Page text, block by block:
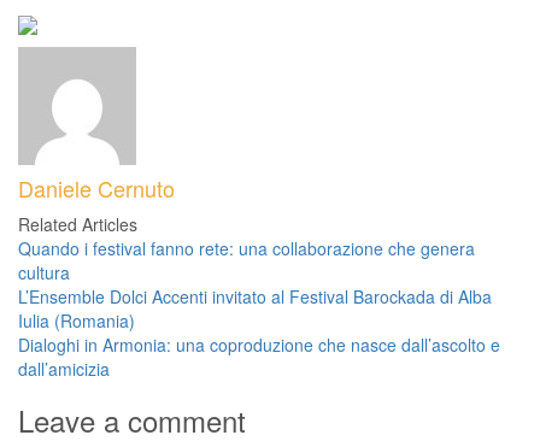
Daniele Cernuto
Related Articles
Quando i festival fanno rete: una collaborazione che genera
cultura
L’Ensemble Dolci Accenti invitato al Festival Barockada di Alba
Iulia (Romania)
Dialoghi in Armonia: una coproduzione che nasce dall’ascolto e
dall’amicizia
Leave a comment